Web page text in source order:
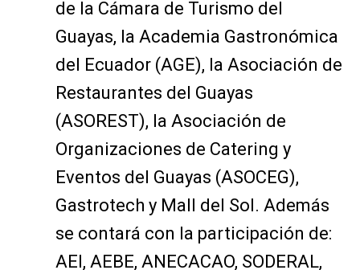
de la Cámara de Turismo del
Guayas, la Academia Gastronómica
del Ecuador (AGE), la Asociación de
Restaurantes del Guayas
(ASOREST), la Asociación de
Organizaciones de Catering y
Eventos del Guayas (ASOCEG),
Gastrotech y Mall del Sol. Además
se contará con la participación de:
AEI, AEBE, ANECACAO, SODERAL,